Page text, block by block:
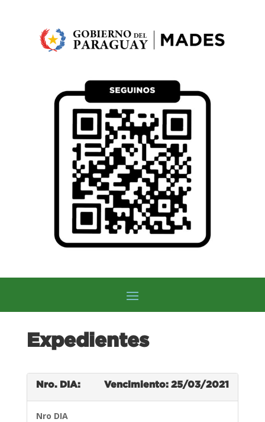
Expedientes
Nro. DIA: Vencimiento: 25/03/2021
Nro DIA